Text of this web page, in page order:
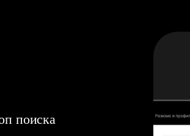
поиска